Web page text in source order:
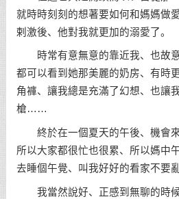
就時時刻刻的想著要如何和媽媽做
剌激後、他對我就更加的溺愛了。
時常有意無意的靠近我、也故意
都可以看到她那美麗的奶房、有時
角褲、讓我總是充滿了幻想、也讓
槍……
終於在一個夏天的午後、機會來
所以大家都很忙也很累、所以媽中
去睡個午覺、叫我好好的看家不要亂
我當然說好、正感到無聊的時候